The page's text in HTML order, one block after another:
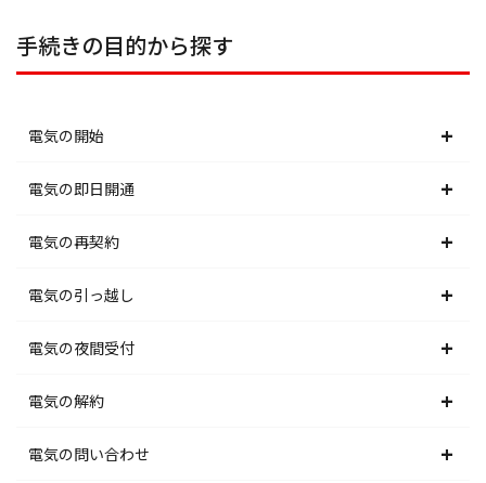
手続きの目的から探す
電気の開始
北海道電力エリア
東北電力エリア
東京電力エリア
北陸電力エリア
中部電力エリア
関西電力エリア
電気の即日開通
北海道電力エリア
東北電力エリア
東京電力エリア
北陸電力エリア
中部電力エリア
電気の再契約
北海道電力エリア
東北電力エリア
東京電力エリア
北陸電力エリア
電気の引っ越し
北海道電力エリア
東北電力エリア
東京電力エリア
電気の夜間受付
北海道電力エリア
東北電力エリア
電気の解約
北海道電力エリア
電気の問い合わせ